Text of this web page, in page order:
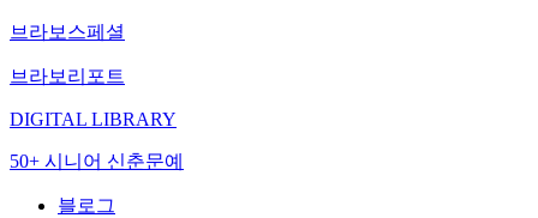
브라보스페셜
브라보리포트
DIGITAL LIBRARY
50+ 시니어 신춘문예
블로그